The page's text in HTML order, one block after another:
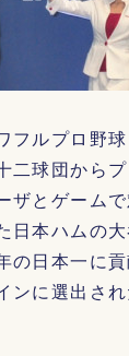
フルプロ野
二球団から
ザとゲーム
本ハムの大
の日本一に
に選出され